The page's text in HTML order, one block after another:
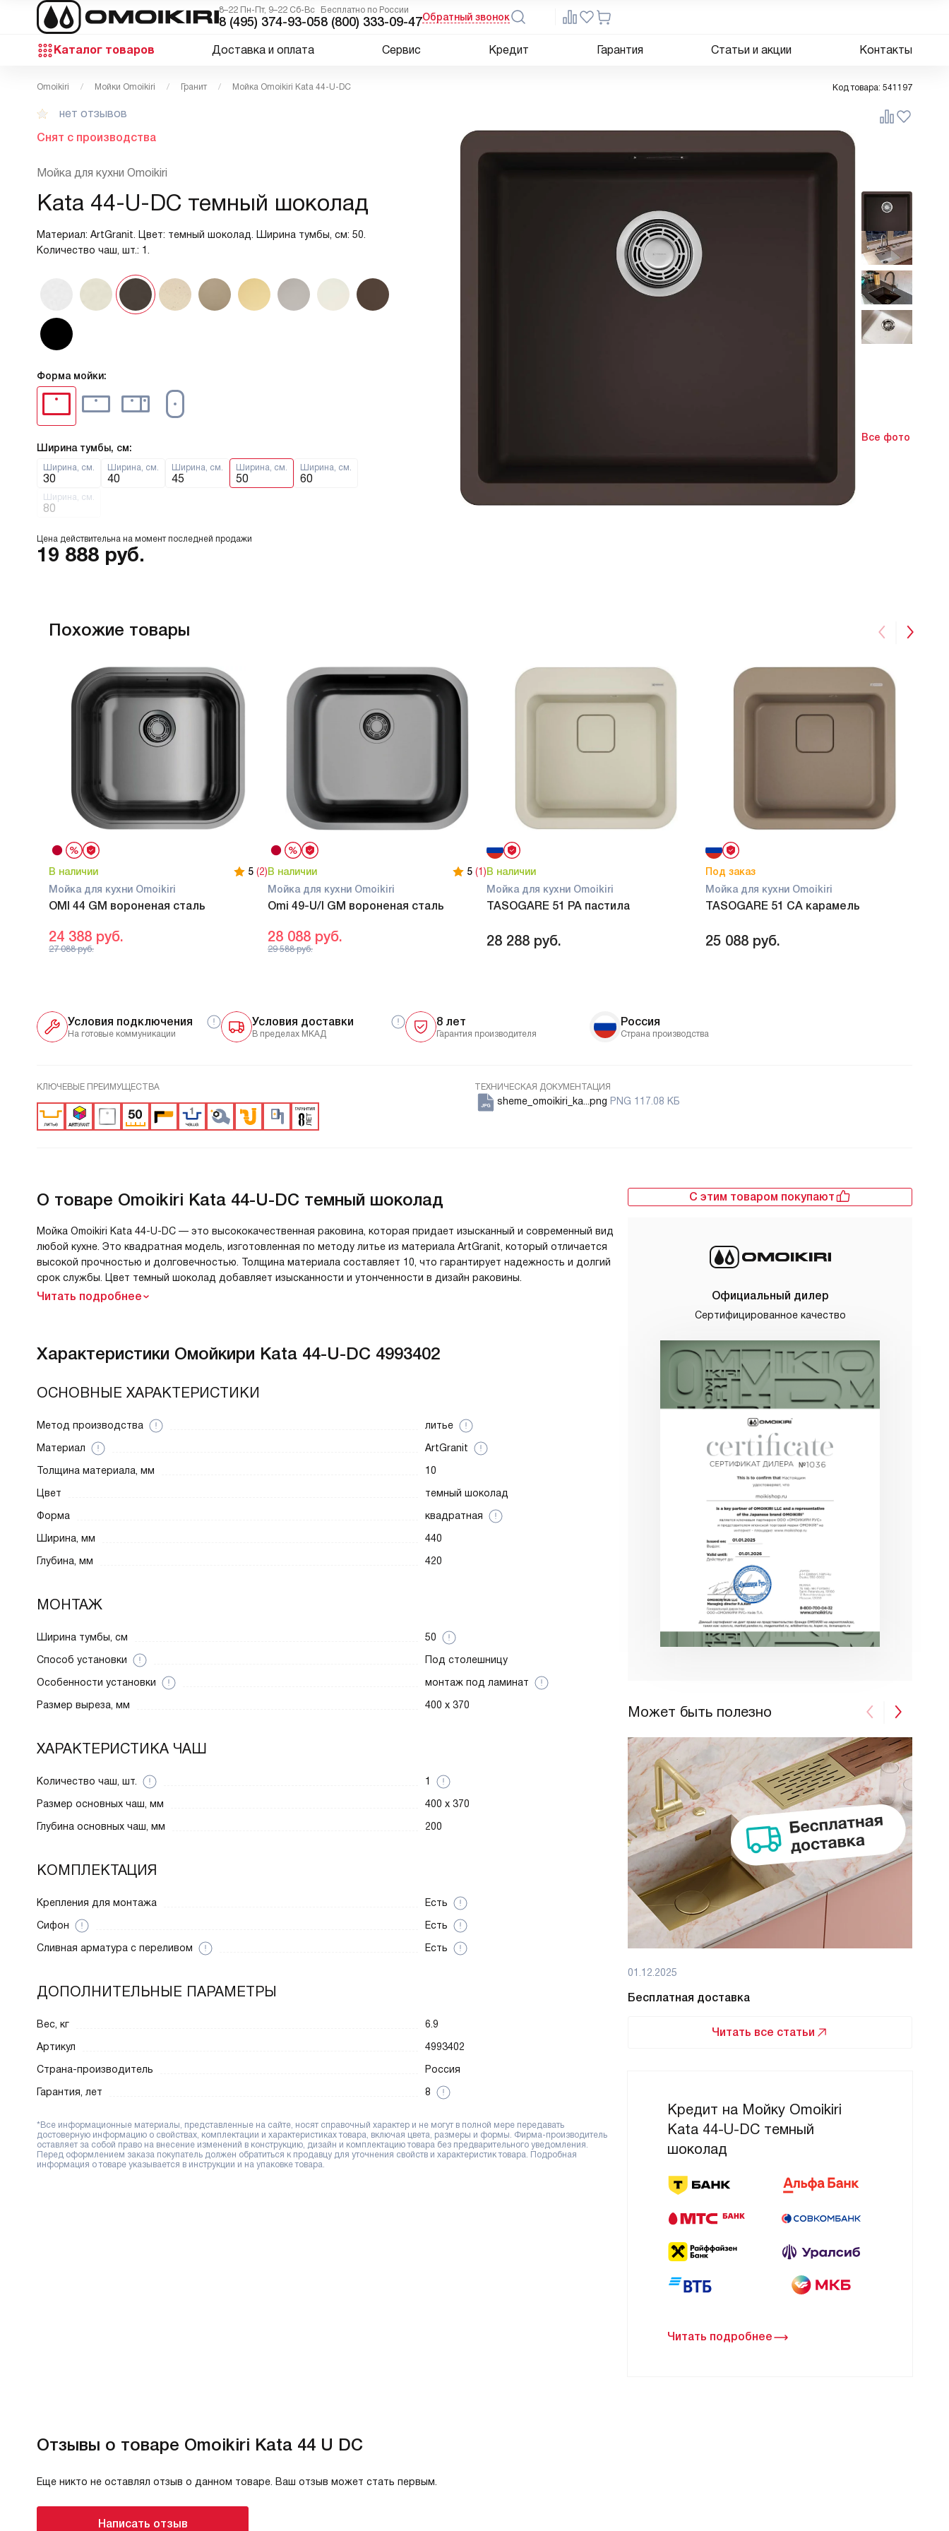
8–22 Пн-Пт, 9–22 Сб-Вс
8 (495) 374-93-05
Бесплатно по России
8 (800) 333-09-47Обратный звонок
Каталог товаров Доставка и оплата Сервис Кредит Гарантия Статьи и акции Контакты
Omoikiri Мойки Omoikiri Гранит Мойка Omoikiri Kata 44-U-DC Код товара: 541197
нет отзывов
Снят с производства
Мойка для кухни Omoikiri
Kata 44-U-DC темный шоколад
Материал: ArtGranit. Цвет: темный шоколад. Ширина тумбы, см: 50.
Количество чаш, шт.: 1.
Форма мойки:
Ширина тумбы, см:
Ширина, см.
30
Ширина, см.
40
Ширина, см.
45
Ширина, см.
50
Ширина, см.
60
Ширина, см.
80
Цена действительна на момент последней продажи
19 888 руб.
Все фото
Похожие товары
В наличии 5 (2)
Мойка для кухни Omoikiri
OMI 44 GM вороненая сталь
24 388 руб.
27 088руб.
В наличии 5 (1)
Мойка для кухни Omoikiri
Omi 49-U/I GM вороненая сталь
28 088 руб.
29 588руб.
В наличии
Мойка для кухни Omoikiri
TASOGARE 51 PA пастила
28 288 руб.
Под заказ
Мойка для кухни Omoikiri
TASOGARE 51 CA карамель
25 088 руб.
Условия доставки
В пределах МКАД
8 лет
Гарантия производителя
Условия подключения
На готовые коммуникации
Россия
Страна производства
КЛЮЧЕВЫЕ ПРЕИМУЩЕСТВА ТЕХНИЧЕСКАЯ ДОКУМЕНТАЦИЯ
sheme_omoikiri_ka...png PNG 117.08 КБ
С этим товаром покупают
Официальный дилер
Сертифицированное качество
Может быть полезно
01.12.2025
Бесплатная доставка
Читать все статьи
Кредит на Мойку Omoikiri
Kata 44-U-DC темный
шоколад
Читать подробнее
О товаре Omoikiri Kata 44-U-DC темный шоколад
Мойка Omoikiri Kata 44-U-DC — это высококачественная раковина, которая придает изысканный и современный вид
любой кухне. Это квадратная модель, изготовленная по методу литье из материала ArtGranit, который отличается
высокой прочностью и долговечностью. Толщина материала составляет 10, что гарантирует надежность и долгий
срок службы. Цвет темный шоколад добавляет изысканности и утонченности в дизайн раковины.
Читать подробнее
Характеристики Омойкири Kata 44-U-DC 4993402
ОСНОВНЫЕ ХАРАКТЕРИСТИКИ
Метод производства
литье
Материал
ArtGranit
Толщина материала, мм
10
Цвет
темный шоколад
Форма
квадратная
Ширина, мм
440
Глубина, мм
420
МОНТАЖ
Ширина тумбы, см
50
Способ установки
Под столешницу
Особенности установки
монтаж под ламинат
Размер выреза, мм
400 х 370
ХАРАКТЕРИСТИКА ЧАШ
Количество чаш, шт.
1
Размер основных чаш, мм
400 х 370
Глубина основных чаш, мм
200
КОМПЛЕКТАЦИЯ
Крепления для монтажа
Есть
Сифон
Есть
Cливная арматура с переливом
Есть
ДОПОЛНИТЕЛЬНЫЕ ПАРАМЕТРЫ
Вес, кг
6.9
Артикул
4993402
Страна-производитель
Россия
Гарантия, лет
8
*Все информационные материалы, представленные на сайте, носят справочный характер и не могут в полной мере передавать
достоверную информацию о свойствах, комплектации и характеристиках товара, включая цвета, размеры и формы. Фирма-производитель
оставляет за собой право на внесение изменений в конструкцию, дизайн и комплектацию товара без предварительного уведомления.
Перед оформлением заказа покупатель должен обратиться к продавцу для уточнения свойств и характеристик товара. Подробная
информация о товаре указывается в инструкции и на упаковке товара.
Отзывы о товаре Omoikiri Kata 44 U DC
Еще никто не оставлял отзыв о данном товаре. Ваш отзыв может стать первым.
Написать отзыв